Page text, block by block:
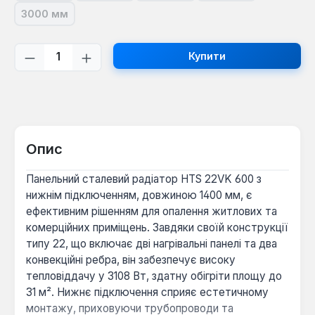
3000 мм(Ця опція наразі недоступна.)
Кількість товару: Введіть потрібну
Купити
Опис
Панельний сталевий радіатор HTS 22VK 600 з
нижнім підключенням, довжиною 1400 мм, є
ефективним рішенням для опалення житлових та
комерційних приміщень. Завдяки своїй конструкції
типу 22, що включає дві нагрівальні панелі та два
конвекційні ребра, він забезпечує високу
тепловіддачу у 3108 Вт, здатну обігріти площу до
31 м². Нижнє підключення сприяє естетичному
монтажу, приховуючи трубопроводи та